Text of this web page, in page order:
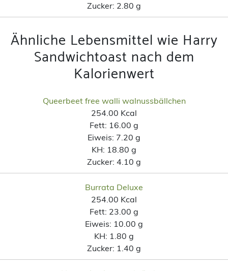
Zucker: 2.80 g
Ähnliche Lebensmittel wie Harry
Sandwichtoast nach dem
Kalorienwert
Queerbeet free walli walnussbällchen
254.00 Kcal
Fett: 16.00 g
Eiweis: 7.20 g
KH: 18.80 g
Zucker: 4.10 g
Burrata Deluxe
254.00 Kcal
Fett: 23.00 g
Eiweis: 10.00 g
KH: 1.80 g
Zucker: 1.40 g